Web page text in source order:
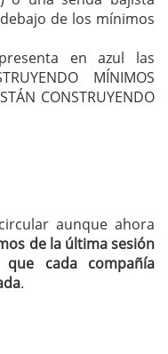
de los mínimos
en azul las
MÍNIMOS
CONSTRUYENDO
aunque ahora
de la última sesión
cada compañía
.